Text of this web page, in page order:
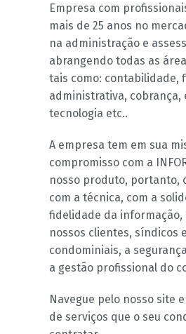
Empresa com
mais de 25 anos no
na administração e
abrangendo todas as
tais como: contabilidade,
administrativa, cobrança,
tecnologia etc..
A empresa tem em sua
compromisso com a
nosso produto, portanto,
com a técnica, com a
fidelidade da informação,
nossos clientes, síndicos
condominiais, a
a gestão profissional do
Navegue pelo nosso site
de serviços que o seu